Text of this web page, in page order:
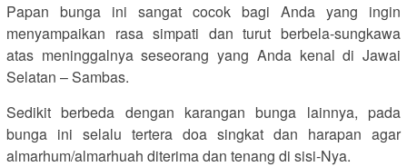
Papan bunga ini sangat cocok bagi Anda yang ingin
menyampaikan rasa simpati dan turut berbela-sungkawa
atas meninggalnya seseorang yang Anda kenal di Jawai
Selatan – Sambas.
Sedikit berbeda dengan karangan bunga lainnya, pada
bunga ini selalu tertera doa singkat dan harapan agar
almarhum/almarhuah diterima dan tenang di sisi-Nya.